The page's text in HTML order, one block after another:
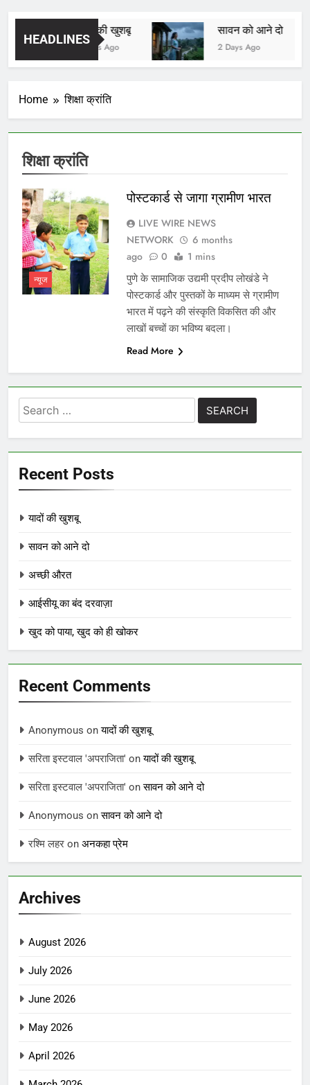
HEADLINES
यादों की खुशबू
2 Days Ago
सावन को आने दो
2 Days Ago
Home शिक्षा क्रांति
शिक्षा क्रांति
न्यूज
पोस्टकार्ड से जागा ग्रामीण भारत
LIVE WIRE NEWS
NETWORK
6 months
ago
0 1 mins
पुणे के सामाजिक उद्यमी प्रदीप लोखंडे ने
पोस्टकार्ड और पुस्तकों के माध्यम से ग्रामीण
भारत में पढ़ने की संस्कृति विकसित की और
लाखों बच्चों का भविष्य बदला।
Read More
Search
for:
Recent Posts
यादों की खुशबू
सावन को आने दो
अच्छी औरत
आईसीयू का बंद दरवाज़ा
खुद को पाया, खुद को ही खोकर
Recent Comments
Anonymous onयादों की खुशबू
सरिता इस्टवाल 'अपराजिता' onयादों की खुशबू
सरिता इस्टवाल 'अपराजिता' onसावन को आने दो
Anonymous onसावन को आने दो
रश्मि लहर on अनकहा प्रेम
Archives
August 2026
July 2026
June 2026
May 2026
April 2026